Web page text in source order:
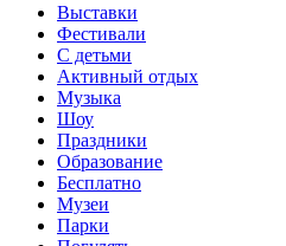
Выставки
Фестивали
С детьми
Активный отдых
Музыка
Шоу
Праздники
Образование
Бесплатно
Музеи
Парки